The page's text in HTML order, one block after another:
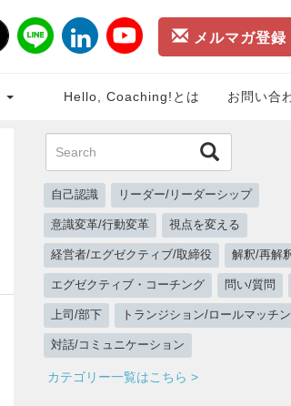
メルマガ登録
Hello, Coaching!とは お問い合
自己認識 リーダー/リーダーシップ
意識変革/行動変革 視点を変える
経営者/エグゼクティブ/取締役 解釈/再解
エグゼクティブ・コーチング 問い/質問
上司/部下 トランジション/ロールマッチ
対話/コミュニケーション
カテゴリー一覧はこちら >